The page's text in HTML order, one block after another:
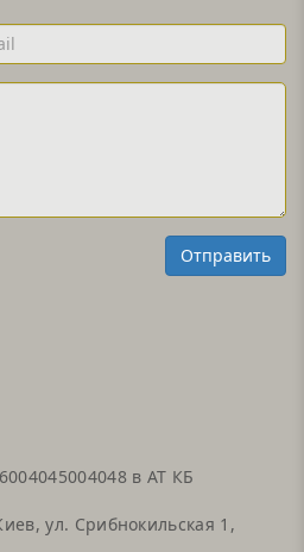
Отправить
в АТ КБ
ул. Срибнокильская 1,